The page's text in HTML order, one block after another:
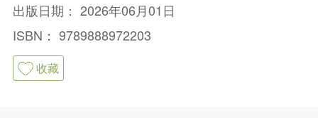
出版日期： 2026年06月01日
ISBN： 9789888972203
收藏